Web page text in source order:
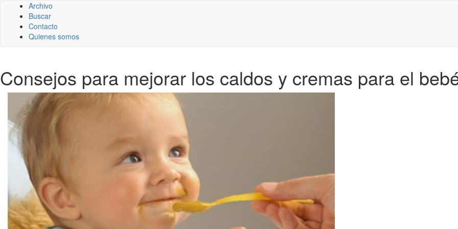
Archivo
Buscar
Contacto
Quienes somos
Consejos para mejorar los caldos y cremas para el